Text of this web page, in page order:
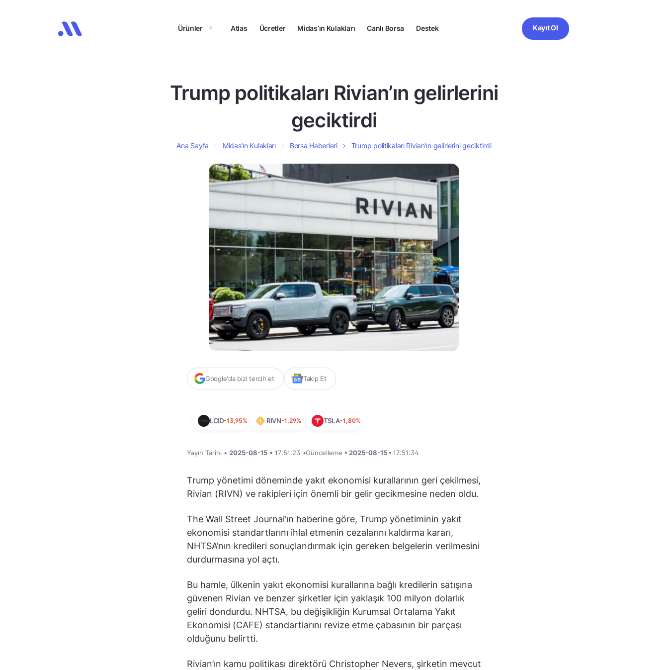
Ürünler Atlas Ücretler Midas’ın Kulakları Canlı Borsa Destek Kayıt Ol
Trump politikaları Rivian’ın gelirlerini
geciktirdi
Ana Sayfa Midas’ın Kulakları Borsa Haberleri Trump politikaları Rivian’ın gelirlerini geciktirdi
Google'da bizi tercih et Takip Et
LCID-13,95% RIVN-1,29% TSLA-1,80%
Yayın Tarihi • 2025-08-15 • 17:51:23 •Güncelleme • 2025-08-15 • 17:51:34
Trump yönetimi döneminde yakıt ekonomisi kurallarının geri çekilmesi,
Rivian (RIVN) ve rakipleri için önemli bir gelir gecikmesine neden oldu.
The Wall Street Journal’ın haberine göre, Trump yönetiminin yakıt
ekonomisi standartlarını ihlal etmenin cezalarını kaldırma kararı,
NHTSA’nın kredileri sonuçlandırmak için gereken belgelerin verilmesini
durdurmasına yol açtı.
Bu hamle, ülkenin yakıt ekonomisi kurallarına bağlı kredilerin satışına
güvenen Rivian ve benzer şirketler için yaklaşık 100 milyon dolarlık
geliri dondurdu. NHTSA, bu değişikliğin Kurumsal Ortalama Yakıt
Ekonomisi (CAFE) standartlarını revize etme çabasının bir parçası
olduğunu belirtti.
Rivian’ın kamu politikası direktörü Christopher Nevers, şirketin mevcut